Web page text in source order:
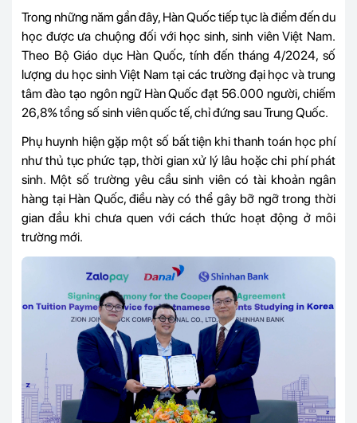
Trong những năm gần đây, Hàn Quốc tiếp tục là điểm đến du
học được ưa chuộng đối với học sinh, sinh viên Việt Nam.
Theo Bộ Giáo dục Hàn Quốc, tính đến tháng 4/2024, số
lượng du học sinh Việt Nam tại các trường đại học và trung
tâm đào tạo ngôn ngữ Hàn Quốc đạt 56.000 người, chiếm
26,8% tổng số sinh viên quốc tế, chỉ đứng sau Trung Quốc.
Phụ huynh hiện gặp một số bất tiện khi thanh toán học phí
như thủ tục phức tạp, thời gian xử lý lâu hoặc chi phí phát
sinh. Một số trường yêu cầu sinh viên có tài khoản ngân
hàng tại Hàn Quốc, điều này có thể gây bỡ ngỡ trong thời
gian đầu khi chưa quen với cách thức hoạt động ở môi
trường mới.